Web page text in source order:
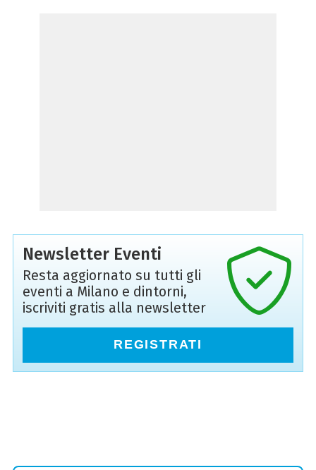
Newsletter Eventi
Resta aggiornato su tutti gli
eventi a Milano e dintorni,
iscriviti gratis alla newsletter
REGISTRATI